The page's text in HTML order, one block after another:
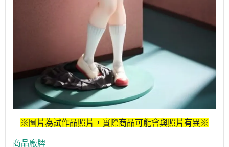
※圖片為試作品照片，實際商品可能會與照片有異※
商品廠牌